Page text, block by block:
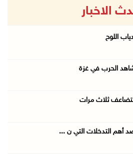
الاخبار
اللوح
الحرب في غزة
ثلاث مرات
أهم التدخلات التي ن ...